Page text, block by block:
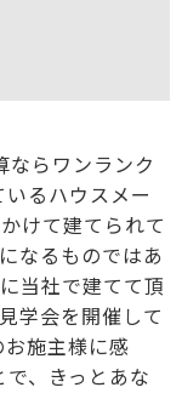
ならワンランク
るハウスメー
けて建てられて
なるものではあ
当社で建てて頂
学会を開催して
施主様に感
、きっとあな